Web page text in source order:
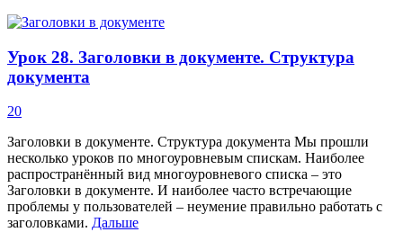
Урок 28. Заголовки в документе. Структура
документа
20
Заголовки в документе. Структура документа Мы прошли
несколько уроков по многоуровневым спискам. Наиболее
распространённый вид многоуровневого списка – это
Заголовки в документе. И наиболее часто встречающие
проблемы у пользователей – неумение правильно работать с
заголовками. Дальше